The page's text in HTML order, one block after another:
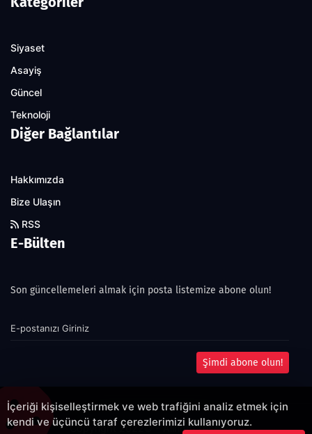
Siyaset
Asayiş
Güncel
Teknoloji
Diğer Bağlantılar
Hakkımızda
Bize Ulaşın
RSS
E-Bülten
Son güncellemeleri almak için posta listemize abone olun!
Şimdi abone olun!
Copyright 2022© - Allright reserved.
İçeriği kişiselleştirmek ve web trafiğini analiz etmek için
kendi ve üçüncü taraf çerezlerimizi kullanıyoruz.